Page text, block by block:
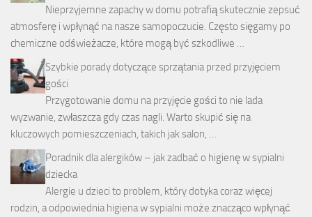
Nieprzyjemne zapachy w domu potrafią skutecznie zepsuć
atmosferę i wpłynąć na nasze samopoczucie. Często sięgamy po
chemiczne odświeżacze, które mogą być szkodliwe …
Szybkie porady dotyczące sprzątania przed przyjęciem
gości
Przygotowanie domu na przyjęcie gości to nie lada
wyzwanie, zwłaszcza gdy czas nagli. Warto skupić się na
kluczowych pomieszczeniach, takich jak salon, …
Poradnik dla alergików – jak zadbać o higienę w sypialni
dziecka
Alergie u dzieci to problem, który dotyka coraz więcej
rodzin, a odpowiednia higiena w sypialni może znacząco wpłynąć